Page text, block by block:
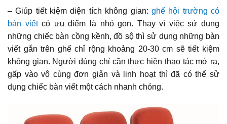
– Giúp tiết kiệm diện tích không gian: ghế hội trường có
bàn viếtcó ưu điểm là nhỏ gọn. Thay vì việc sử dụng
những chiếc bàn cồng kềnh, đồ sộ thì sử dụng những bàn
viết gắn trên ghế chỉ rộng khoảng 20-30 cm sẽ tiết kiệm
không gian. Người dùng chỉ cần thực hiện thao tác mở ra,
gấp vào vô cùng đơn giản và linh hoạt thì đã có thể sử
dụng chiếc bàn viết một cách nhanh chóng.